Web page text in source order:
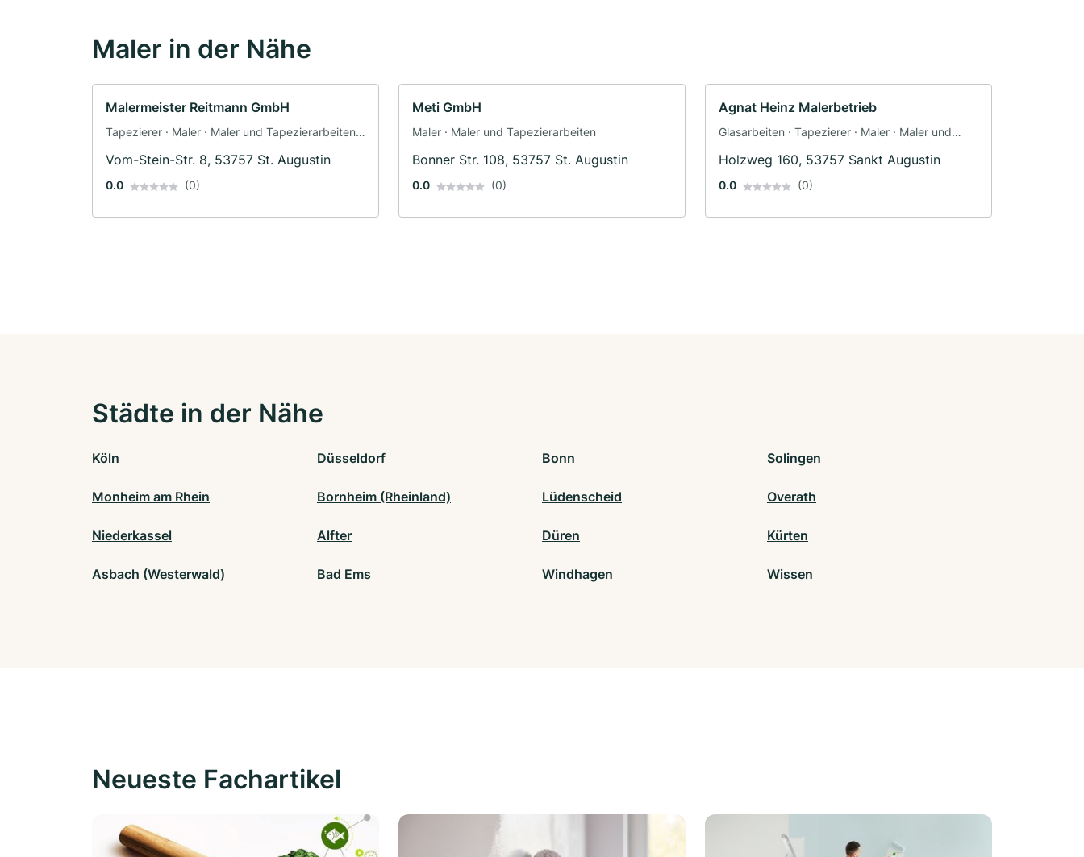
Maler in der Nähe
Malermeister Reitmann GmbH
Tapezierer · Maler · Maler und Tapezierarbeiten ·
Schimmelsanierung
Vom-Stein-Str. 8, 53757 St. Augustin
0.0 (0)
Meti GmbH
Maler · Maler und Tapezierarbeiten
Bonner Str. 108, 53757 St. Augustin
0.0 (0)
Agnat Heinz Malerbetrieb
Glasarbeiten · Tapezierer · Maler · Maler und
Holzweg 160, 53757 Sankt Augustin
0.0 (0)
Städte in der Nähe
Köln Düsseldorf Bonn Solingen
Monheim am Rhein Bornheim (Rheinland) Lüdenscheid Overath
Niederkassel Alfter Düren Kürten
Asbach (Westerwald) Bad Ems Windhagen Wissen
Neueste Fachartikel